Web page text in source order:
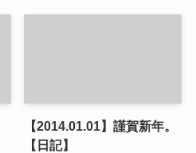
【2014.01.01】謹賀新年。
【日記】